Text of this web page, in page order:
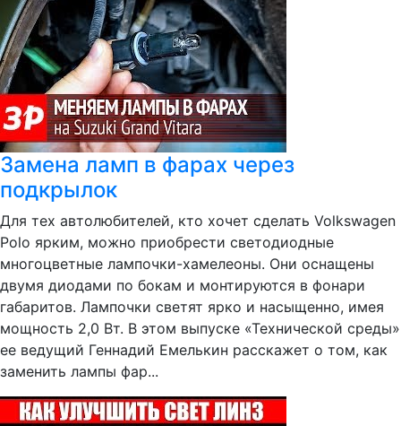
Замена ламп в фарах через
подкрылок
Для тех автолюбителей, кто хочет сделать Volkswagen
Polo ярким, можно приобрести светодиодные
многоцветные лампочки-хамелеоны. Они оснащены
двумя диодами по бокам и монтируются в фонари
габаритов. Лампочки светят ярко и насыщенно, имея
мощность 2,0 Вт. В этом выпуске «Технической среды»
ее ведущий Геннадий Емелькин расскажет о том, как
заменить лампы фар...